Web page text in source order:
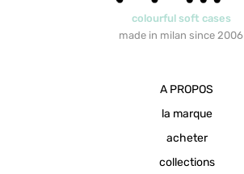
colourful soft cases
made in milan since 2006
A PROPOS
la marque
acheter
collections